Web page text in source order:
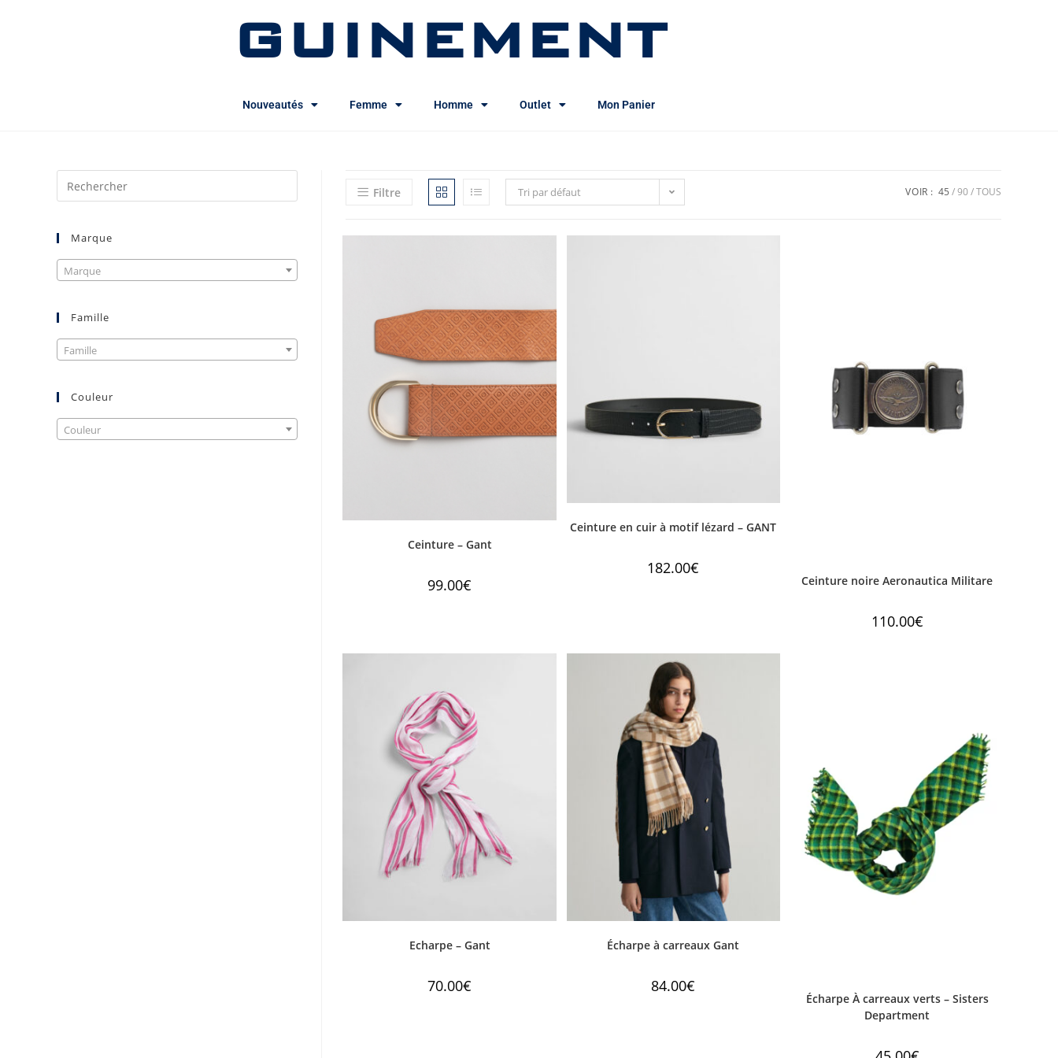
GUINEMENT
Nouveautés Femme Homme Outlet Mon Panier
Filtre Tri par défaut VOIR : 45 90 TOUS
Ceinture – Gant
99.00€
Ceinture en cuir à motif lézard – GANT
182.00€
Ceinture noire Aeronautica Militare
110.00€
Echarpe – Gant
70.00€
Écharpe à carreaux Gant
84.00€
Écharpe À carreaux verts – Sisters
Department
Marque
Marque
Famille
Famille
Couleur
Couleur